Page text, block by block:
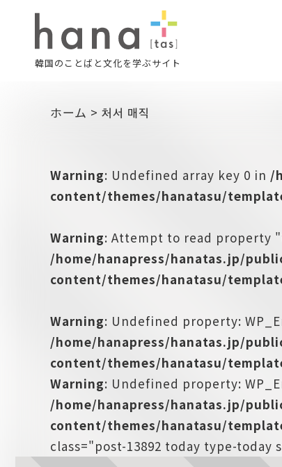
韓国のことばと文化を学ぶサイト
ホーム > 처서 매직
Warning: Undefined array key 0 in /
content/themes/hanatasu/
Warning: Attempt to read property
/home/hanapress/hanatas.jp/
content/themes/hanatasu/
Warning: Undefined property:
/home/hanapress/hanatas.jp/
content/themes/hanatasu/
Warning: Undefined property:
/home/hanapress/hanatas.jp/
content/themes/hanatasu/
class="post-13892 today type-